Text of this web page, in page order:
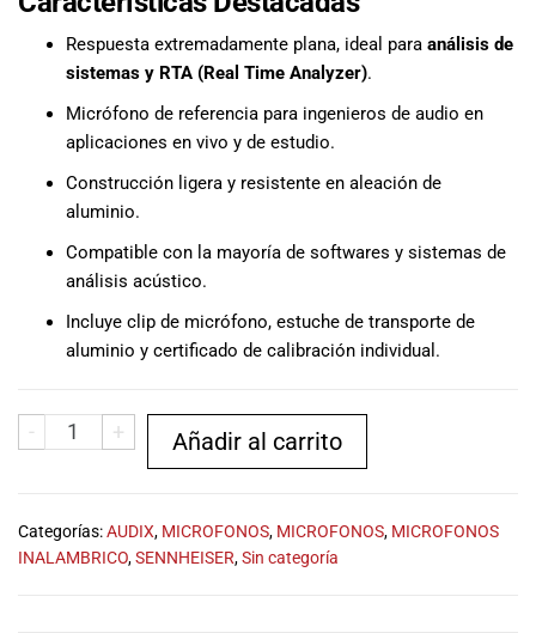
música con
Import Music
Ecuador!
Respuesta extremadamente plana, ideal para análisis de
sistemas y RTA (Real Time Analyzer).
Micrófono de referencia para ingenieros de audio en
aplicaciones en vivo y de estudio.
Construcción ligera y resistente en aleación de
aluminio.
Compatible con la mayoría de softwares y sistemas de
análisis acústico.
Incluye clip de micrófono, estuche de transporte de
aluminio y certificado de calibración individual.
- + Añadir al carrito
Categorías:AUDIX, MICROFONOS, MICROFONOS, MICROFONOS
INALAMBRICO,SENNHEISER,Sin categoría